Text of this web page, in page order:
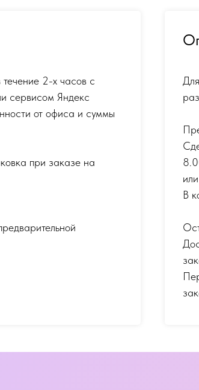
2-х часов с
сервисом Яндекс
от офиса и суммы
при заказе на
В